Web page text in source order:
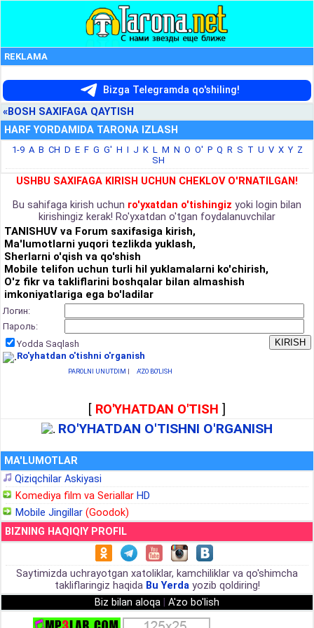
REKLAMA
Bizga Telegramda qo'shiling!
«BOSH SAXIFAGA QAYTISH
HARF YORDAMIDA TARONA IZLASH
1-9 A B CH D E F G G' H I J K L M N O O' P Q R S T U V X Y Z
SH
USHBU SAXIFAGA KIRISH UCHUN CHEKLOV O'RNATILGAN!
Bu sahifaga kirish uchun ro'yxatdan o'tishingiz yoki login bilan
kirishingiz kerak! Ro'yxatdan o'tgan foydalanuvchilar
TANISHUV va Forum saxifasiga kirish,
Ma'lumotlarni yuqori tezlikda yuklash,
Sherlarni o'qish va qo'shish
Mobile telifon uchun turli hil yuklamalarni ko'chirish,
O'z fikr va takliflarini boshqalar bilan almashish
imkoniyatlariga ega bo'ladilar
Логин:
Пароль:
Yodda Saqlash
Ro'yhatdan o'tishni o'rganish
PAROLNI UNUTDIM | A'ZO BO'LISH
[ RO'YHATDAN O'TISH ]
RO'YHATDAN O'TISHNI O'RGANISH
MA'LUMOTLAR
Qiziqchilar Askiyasi
Komediya film va Seriallar HD
Mobile Jingillar (Goodok)
BIZNING HAQIQIY PROFIL
Saytimizda uchrayotgan xatoliklar, kamchiliklar va qo'shimcha
takliflaringiz haqida Bu Yerdayozib qoldiring!
Biz bilan aloqa
A'zo bo'lish